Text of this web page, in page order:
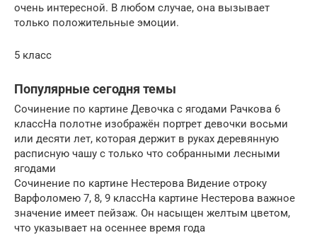
очень интересной. В любом случае, она вызывает
только положительные эмоции.
5 класс
Популярные сегодня темы
Сочинение по картине Девочка с ягодами Рачкова 6
классНа полотне изображён портрет девочки восьми
или десяти лет, которая держит в руках деревянную
расписную чашу с только что собранными лесными
ягодами
Сочинение по картине Нестерова Видение отроку
Варфоломею 7, 8, 9 классНа картине Нестерова важное
значение имеет пейзаж. Он насыщен желтым цветом,
что указывает на осеннее время года